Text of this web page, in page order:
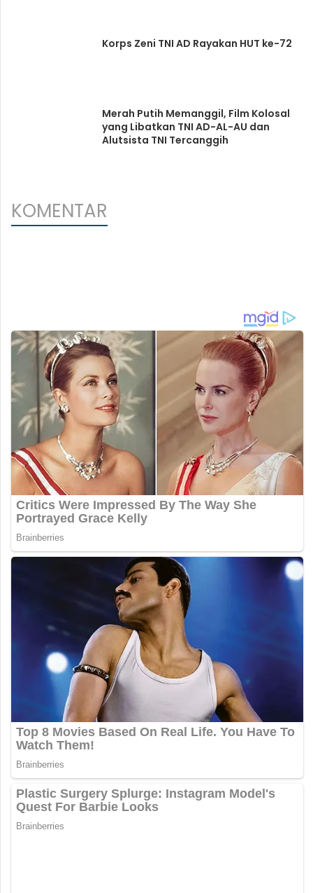
Korps Zeni TNI AD Rayakan HUT ke-72
Merah Putih Memanggil, Film Kolosal
yang Libatkan TNI AD-AL-AU dan
Alutsista TNI Tercanggih
KOMENTAR